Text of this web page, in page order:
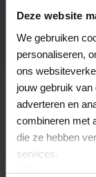
Deze website
We gebruiken
personaliseren,
ons
jouw gebruik
adverteren en
combineren met
die ze hebben
services.
Klikhiervoor
Juwelier
1506CE
Kan ik het